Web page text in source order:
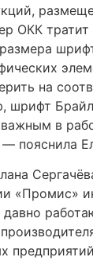
ОКК
на
шрифт
в
— пояснила
«Промис»